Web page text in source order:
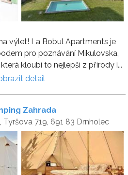
výlet! La Bobul Apartments je
pro poznávání Mikulovska,
kloubí to nejlepší z přírody i...
detail
Zahrada
, Tyršova 719, 691 83 Drnholec